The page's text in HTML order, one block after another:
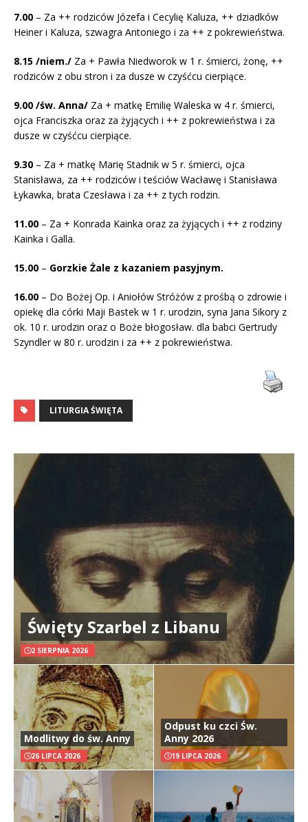
7.00 – Za ++ rodziców Józefa i Cecylię Kaluza, ++ dziadków
Heiner i Kaluza, szwagra Antoniego i za ++ z pokrewieństwa.
8.15 /niem./ Za + Pawła Niedworok w 1 r. śmierci, żonę, ++
rodziców z obu stron i za dusze w czyśćcu cierpiące.
9.00 /św. Anna/ Za + matkę Emilię Waleska w 4 r. śmierci,
ojca Franciszka oraz za żyjących i ++ z pokrewieństwa i za
dusze w czyśćcu cierpiące.
9.30 – Za + matkę Marię Stadnik w 5 r. śmierci, ojca
Stanisława, za ++ rodziców i teściów Wacławę i Stanisława
Łykawka, brata Czesława i za ++ z tych rodzin.
11.00 – Za + Konrada Kainka oraz za żyjących i ++ z rodziny
Kainka i Galla.
15.00 – Gorzkie Żale z kazaniem pasyjnym.
16.00 – Do Bożej Op. i Aniołów Stróżów z prośbą o zdrowie i
opiekę dla córki Maji Bastek w 1 r. urodzin, syna Jana Sikory z
ok. 10 r. urodzin oraz o Boże błogosław. dla babci Gertrudy
Szyndler w 80 r. urodzin i za ++ z pokrewieństwa.
LITURGIA ŚWIĘTA
Święty Szarbel z Libanu
2 SIERPNIA 2026
Modlitwy do św. Anny
26 LIPCA 2026
Odpust ku czci Św.
Anny 2026
19 LIPCA 2026